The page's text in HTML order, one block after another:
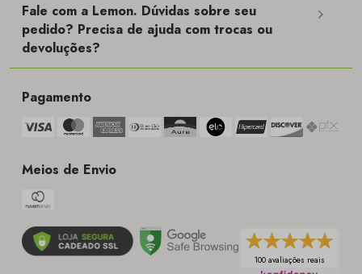
Fale com a Lemon. Dúvidas sobre seu
pedido? Precisa de ajuda com trocas ou
devoluções?
Pagamento
Meios de Envio
100 avaliações reais